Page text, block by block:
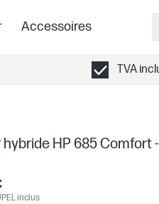
Accessoires
TVA
hybride HP 685 Comfort
inclus